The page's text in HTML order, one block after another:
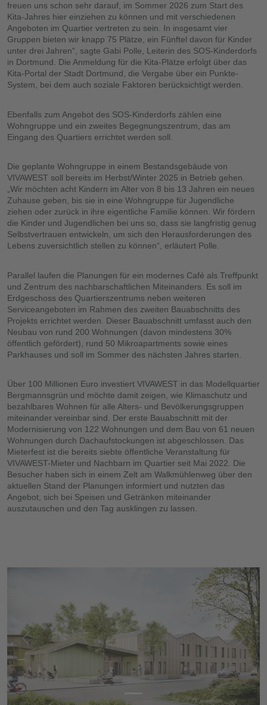
freuen uns schon sehr darauf, im Sommer 2026 zum Start des
Kita-Jahres hier einziehen zu können und mit verschiedenen
Angeboten im Quartier vertreten zu sein. In insgesamt vier
Gruppen bieten wir knapp 75 Plätze, ein Fünftel davon für Kinder
unter drei Jahren“, sagte Gabi Polle, Leiterin des SOS-Kinderdorfs
in Dortmund. Die Anmeldung für die Kita-Plätze erfolgt über das
Kita-Portal der Stadt Dortmund, die Vergabe über ein Punkte-
System, bei dem auch soziale Faktoren berücksichtigt werden.
Ebenfalls zum Angebot des SOS-Kinderdorfs zählen eine
Wohngruppe und ein zweites Begegnungszentrum, das am
Eingang des Quartiers errichtet werden soll.
Die geplante Wohngruppe in einem Bestandsgebäude von
VIVAWEST soll bereits im Herbst/Winter 2025 in Betrieb gehen.
„Wir möchten acht Kindern im Alter von 8 bis 13 Jahren ein neues
Zuhause geben, bis sie in eine Wohngruppe für Jugendliche
ziehen oder zurück in ihre eigentliche Familie können. Wir fördern
die Kinder und Jugendlichen bei uns so, dass sie langfristig genug
Selbstvertrauen entwickeln, um sich den Herausforderungen des
Lebens zuversichtlich stellen zu können“, erläutert Polle.
Parallel laufen die Planungen für ein modernes Café als Treffpunkt
und Zentrum des nachbarschaftlichen Miteinanders. Es soll im
Erdgeschoss des Quartierszentrums neben weiteren
Serviceangeboten im Rahmen des zweiten Bauabschnitts des
Projekts errichtet werden. Dieser Bauabschnitt umfasst auch den
Neubau von rund 200 Wohnungen (davon mindestens 30%
öffentlich gefördert), rund 50 Mikroapartments sowie eines
Parkhauses und soll im Sommer des nächsten Jahres starten.
Über 100 Millionen Euro investiert VIVAWEST in das Modellquartier
Bergmannsgrün und möchte damit zeigen, wie Klimaschutz und
bezahlbares Wohnen für alle Alters- und Bevölkerungsgruppen
miteinander vereinbar sind. Der erste Bauabschnitt mit der
Modernisierung von 122 Wohnungen und dem Bau von 61 neuen
Wohnungen durch Dachaufstockungen ist abgeschlossen. Das
Mieterfest ist die bereits siebte öffentliche Veranstaltung für
VIVAWEST-Mieter und Nachbarn im Quartier seit Mai 2022. Die
Besucher haben sich in einem Zelt am Walkmühlenweg über den
aktuellen Stand der Planungen informiert und nutzten das
Angebot, sich bei Speisen und Getränken miteinander
auszutauschen und den Tag ausklingen zu lassen.
Vorherige